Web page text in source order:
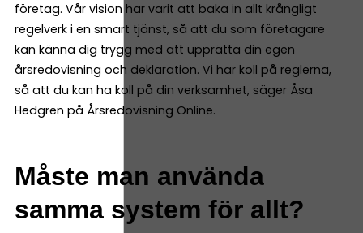
företag. Vår vision har varit att baka in allt krångligt
regelverk i en smart tjänst, så att du som företagare
kan känna dig trygg med att upprätta din egen
årsredovisning och deklaration. Vi har koll på reglerna,
så att du kan ha koll på din verksamhet, säger Åsa
Hedgren på Årsredovisning Online.
Måste man använda
samma system för allt?